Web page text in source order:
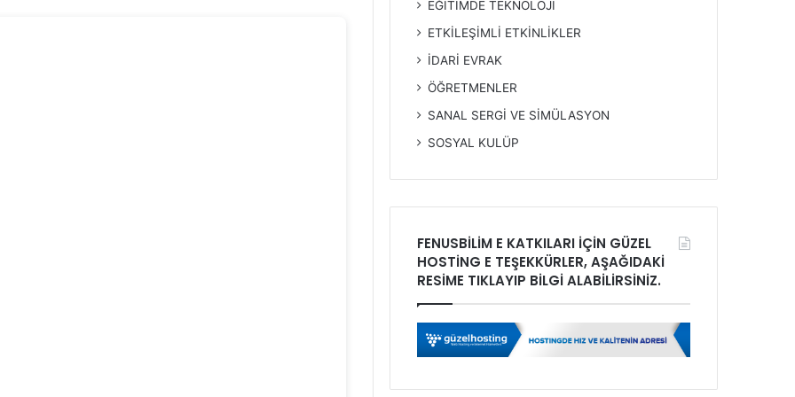
EĞİTİMDE TEKNOLOJİ
ETKİLEŞİMLİ ETKİNLİKLER
İDARİ EVRAK
ÖĞRETMENLER
SANAL SERGİ VE SİMÜLASYON
SOSYAL KULÜP
FENUSBİLİM E KATKILARI İÇİN GÜZEL
HOSTİNG E TEŞEKKÜRLER, AŞAĞIDAKİ
RESİME TIKLAYIP BİLGİ ALABİLİRSİNİZ.